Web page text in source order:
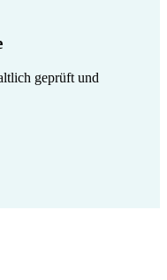
geprüft und